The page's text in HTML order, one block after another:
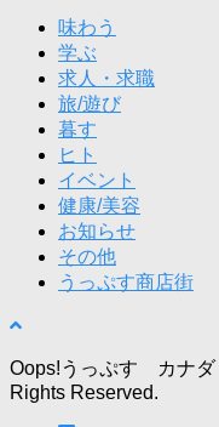
味わう
学ぶ
求人・求職
旅/遊び
暮す
ヒト
イベント
健康/美容
お知らせ
その他
うっぷす商店街
Oops!うっぷす カナダ
Rights Reserved.